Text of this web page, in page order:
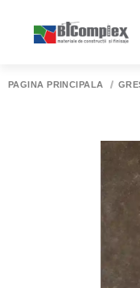
PAGINA PRINCIPALĂ